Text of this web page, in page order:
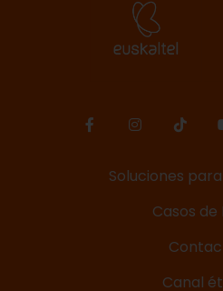
Soluciones
Casos de
Canal